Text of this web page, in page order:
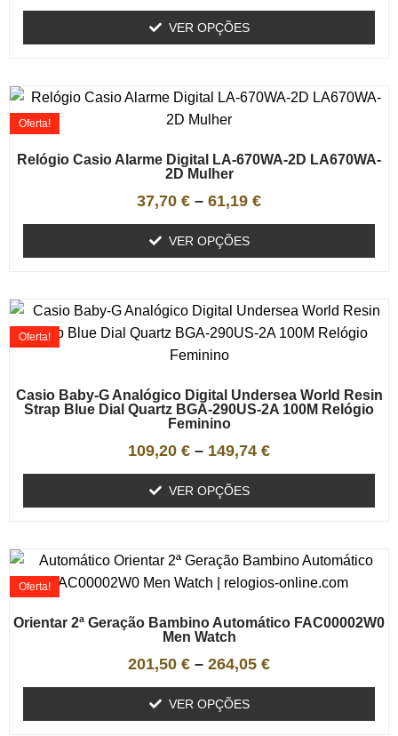
VER OPÇÕES
Relógio Casio Alarme Digital LA-670WA-2D LA670WA-
2D Mulher
Oferta!
37,70 € – 61,19 €
VER OPÇÕES
Casio Baby-G Analógico Digital Undersea World Resin
Strap Blue Dial Quartz BGA-290US-2A 100M Relógio
Feminino
Oferta!
109,20 € – 149,74 €
VER OPÇÕES
Orientar 2ª Geração Bambino Automático FAC00002W0
Men Watch
Oferta!
201,50 € – 264,05 €
VER OPÇÕES